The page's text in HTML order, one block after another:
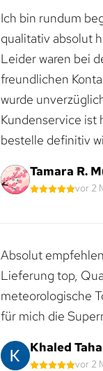
Ich bin rundum
qualitativ absolut
Leider waren bei
freundlichen
wurde
Kundenservice ist
bestelle definitiv
Tamara R.
vor 2
Absolut
Lieferung top,
meteorologische
für mich die
Khaled Taha
vor 2